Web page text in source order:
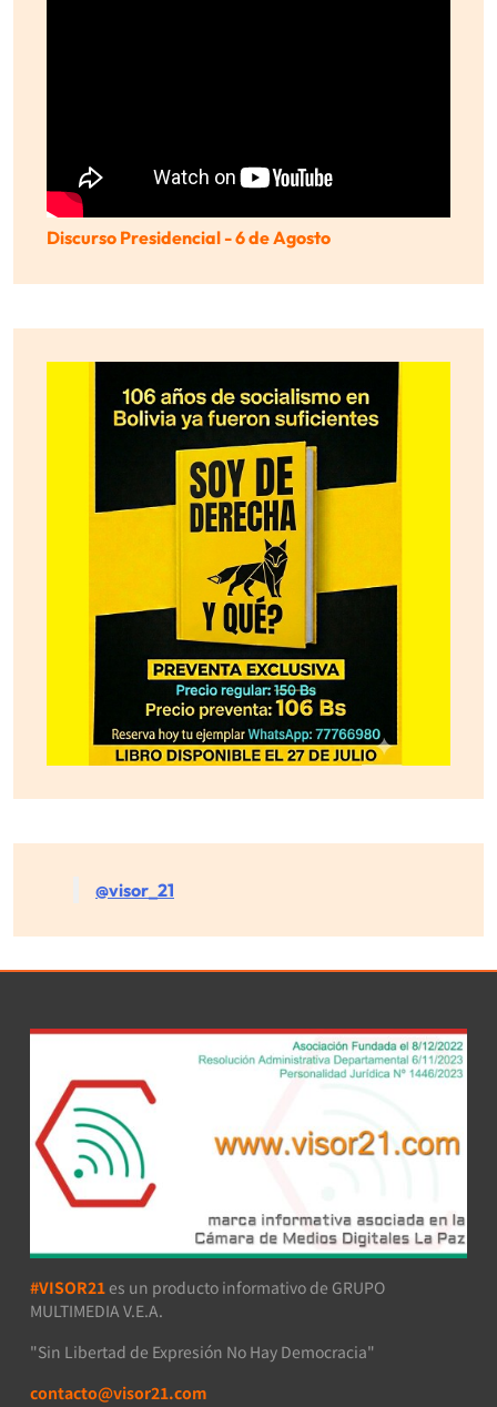
Discurso Presidencial - 6 de Agosto
@visor_21
#VISOR21 es un producto informativo de GRUPO
MULTIMEDIA V.E.A.
"Sin Libertad de Expresión No Hay Democracia"
contacto@visor21.com